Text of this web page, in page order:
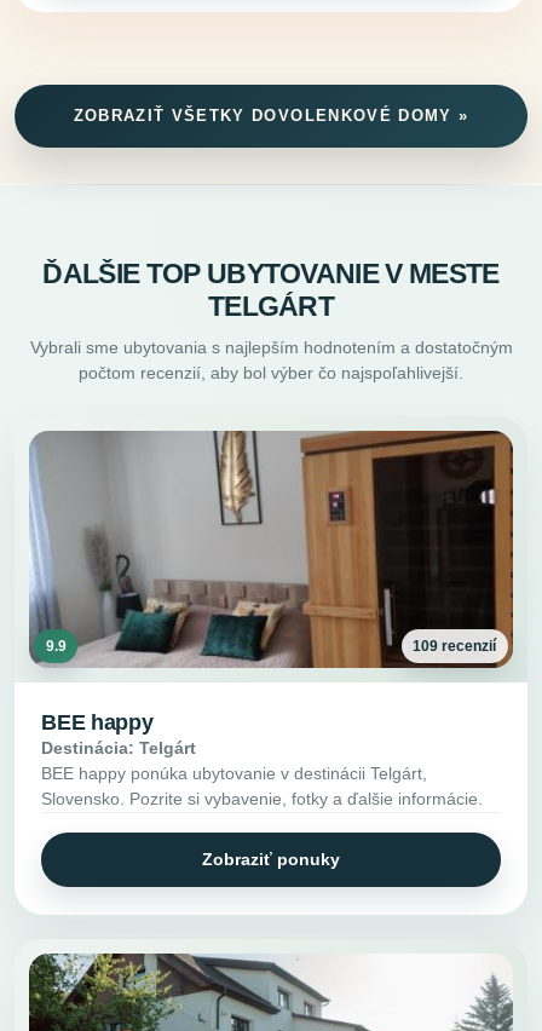
ZOBRAZIŤ VŠETKY DOVOLENKOVÉ DOMY »
ĎALŠIE TOP UBYTOVANIE V MESTE
TELGÁRT
Vybrali sme ubytovania s najlepším hodnotením a dostatočným
počtom recenzií, aby bol výber čo najspoľahlivejší.
9.9 109 recenzií
BEE happy
Destinácia: Telgárt
BEE happy ponúka ubytovanie v destinácii Telgárt,
Slovensko. Pozrite si vybavenie, fotky a ďalšie informácie.
Zobraziť ponuky